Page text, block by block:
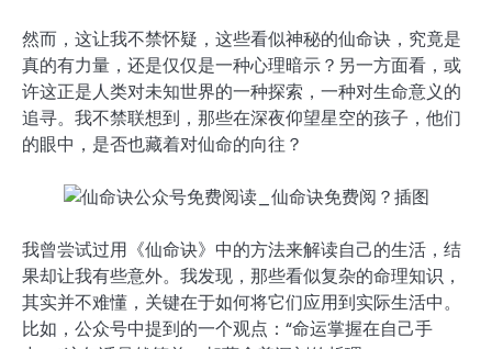
然而，这让我不禁怀疑，这些看似神秘的仙命诀，究竟是
真的有力量，还是仅仅是一种心理暗示？另一方面看，或
许这正是人类对未知世界的一种探索，一种对生命意义的
追寻。我不禁联想到，那些在深夜仰望星空的孩子，他们
的眼中，是否也藏着对仙命的向往？
我曾尝试过用《仙命诀》中的方法来解读自己的生活，结
果却让我有些意外。我发现，那些看似复杂的命理知识，
其实并不难懂，关键在于如何将它们应用到实际生活中。
比如，公众号中提到的一个观点：“命运掌握在自己手